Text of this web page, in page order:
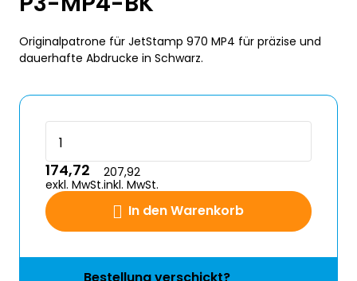
Originalpatrone für JetStamp 970 MP4 für präzise und
dauerhafte Abdrucke in Schwarz.
In den Warenkorb
174,72
exkl. MwSt.
207,92
inkl. MwSt.